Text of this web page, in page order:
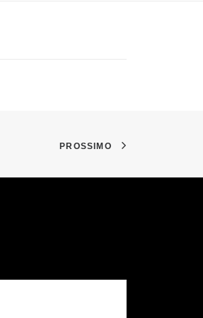
PROSSIMO